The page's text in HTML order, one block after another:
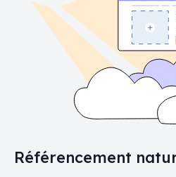
Référencement